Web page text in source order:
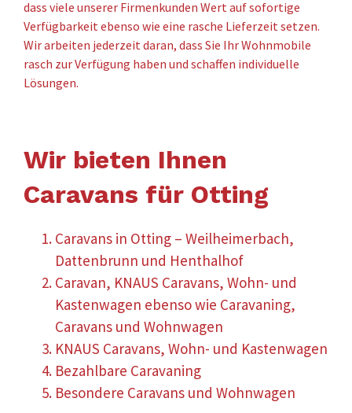
dass viele unserer Firmenkunden Wert auf sofortige
Verfügbarkeit ebenso wie eine rasche Lieferzeit setzen.
Wir arbeiten jederzeit daran, dass Sie Ihr Wohnmobile
rasch zur Verfügung haben und schaffen individuelle
Lösungen.
Wir bieten Ihnen
Caravans für Otting
Caravans in Otting – Weilheimerbach,
Dattenbrunn und Henthalhof
Caravan, KNAUS Caravans, Wohn- und
Kastenwagen ebenso wie Caravaning,
Caravans und Wohnwagen
KNAUS Caravans, Wohn- und Kastenwagen
Bezahlbare Caravaning
Besondere Caravans und Wohnwagen